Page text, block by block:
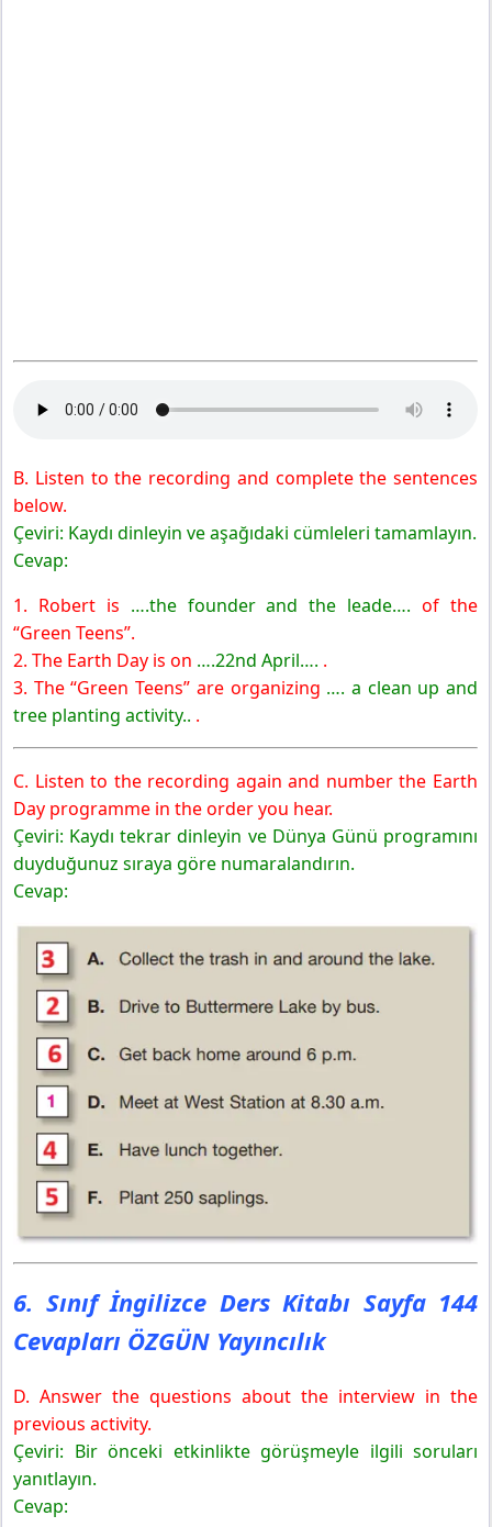
B. Listen to the recording and complete the sentences
below.
Çeviri: Kaydı dinleyin ve aşağıdaki cümleleri tamamlayın.
Cevap:
1. Robert is ….the founder and the leade…. of the
“Green Teens”.
2. The Earth Day is on ….22nd April…. .
3. The “Green Teens” are organizing …. a clean up and
tree planting activity.. .
C. Listen to the recording again and number the Earth
Day programme in the order you hear.
Çeviri: Kaydı tekrar dinleyin ve Dünya Günü programını
duyduğunuz sıraya göre numaralandırın.
Cevap:
6. Sınıf İngilizce Ders Kitabı Sayfa 144
Cevapları ÖZGÜN Yayıncılık
D. Answer the questions about the interview in the
previous activity.
Çeviri: Bir önceki etkinlikte görüşmeyle ilgili soruları
yanıtlayın.
Cevap: